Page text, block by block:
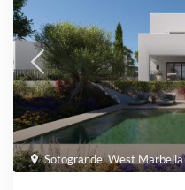
Sotogrande,West Marbella